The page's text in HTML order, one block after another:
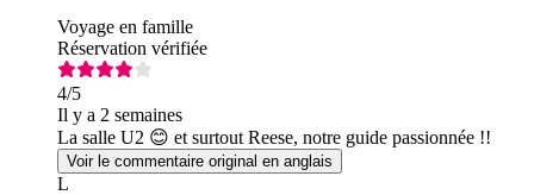
Voyage en famille
Réservation vérifiée
4/5
Il y a 2 semaines
La salle U2 😊 et surtout Reese, notre guide passionnée !!
Voir le commentaire original en anglais
L